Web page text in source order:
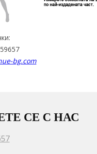
bg.com
СЕ С НАС